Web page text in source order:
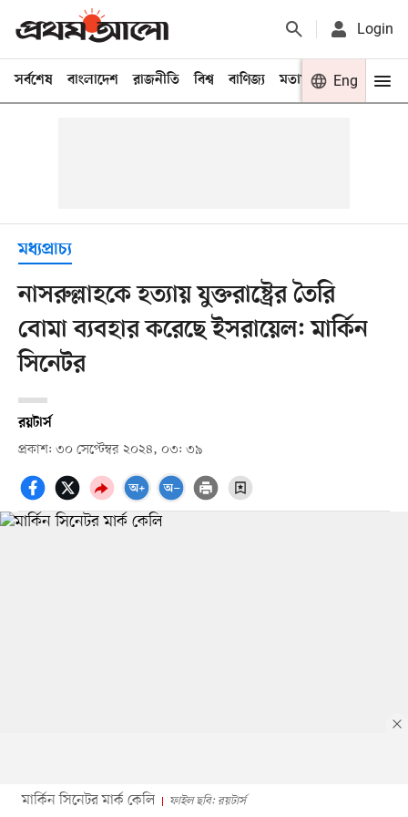
Login
সর্বশেষ বাংলাদেশ রাজনীতি বিশ্ব বাণিজ্য মতামত খেলা
Eng
মধ্যপ্রাচ্য
নাসরুল্লাহকে হত্যায় যুক্তরাষ্ট্রের তৈরি
বোমা ব্যবহার করেছে ইসরায়েল: মার্কিন
সিনেটর
রয়টার্স
প্রকাশ: ৩০ সেপ্টেম্বর ২০২৪, ০৩: ৩৯
মার্কিন সিনেটর মার্ক কেলি ফাইল ছবি: রয়টার্স